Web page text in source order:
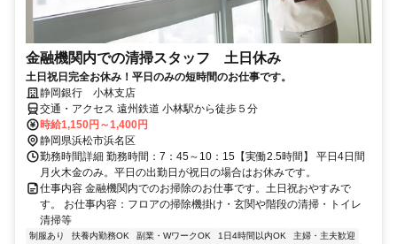
金融機関内での清掃スタッフ 土日休み
土日祝日完全お休み！平日のみの短時間のお仕事です。
静岡銀行 小林支店
交通・アクセス 遠州鉄道 小林駅から徒歩５分
時給1,150円～1,400円
静岡県浜松市浜名区
勤務時間詳細 勤務時間：7：45～10：15【実働2.5時間】 平日4日間
月火木金のみ。平日の出勤日が祝日の場合はお休みです。
仕事内容 金融機関内でのお掃除のお仕事です。土日祝おやすみで
す。 お仕事内容：フロアの掃除機掛け・玄関や階段の清掃・トイレ
清掃等
制服あり 扶養内勤務OK 副業・WワークOK 1日4時間以内OK
主婦・主夫歓迎